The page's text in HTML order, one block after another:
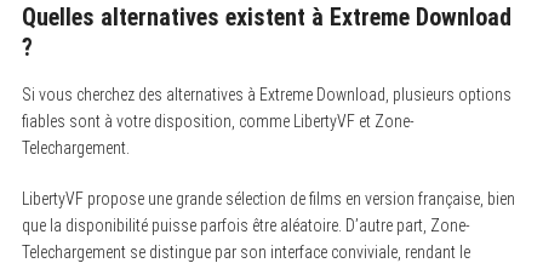
Quelles alternatives existent à Extreme Download
?
Si vous cherchez des alternatives à Extreme Download, plusieurs options
fiables sont à votre disposition, comme LibertyVF et Zone-
Telechargement.
LibertyVF propose une grande sélection de films en version française, bien
que la disponibilité puisse parfois être aléatoire. D’autre part, Zone-
Telechargement se distingue par son interface conviviale, rendant le